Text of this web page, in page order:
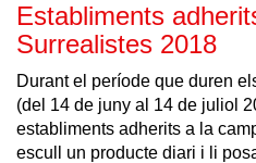
Establiments
Surrealistes 2018
Durant el període que duren
(del 14 de juny al 14 de juliol
establiments adherits a la
escull un producte diari i li